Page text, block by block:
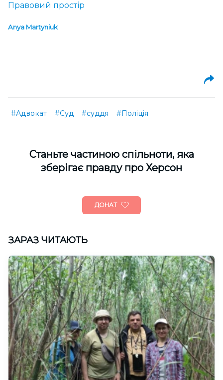
Правовий простір
Anya Martyniuk
#Адвокат #Суд #суддя #Поліція
Cтаньте частиною спільноти, яка
зберігає правду про Херсон
ДОНАТ
ЗАРАЗ ЧИТАЮТЬ